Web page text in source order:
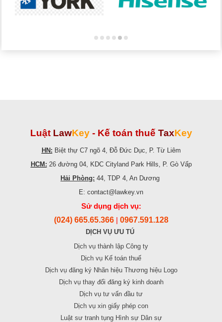
Luật LawKey - Kế toán thuế TaxKey
HN: Biệt thự C7 ngõ 4, Đỗ Đức Dục, P. Từ Liêm
HCM: 26 đường 04, KDC Cityland Park Hills, P. Gò Vấp
Hải Phòng: 44, TDP 4, An Dương
E: contact@lawkey.vn
Sử dụng dịch vụ:
(024) 665.65.366 0967.591.128
DỊCH VỤ ƯU TÚ
Dịch vụ thành lập Công ty
Dịch vụ Kế toán thuế
Dịch vụ đăng ký Nhãn hiệu Thương hiệu Logo
Dịch vụ thay đổi đăng ký kinh doanh
Dịch vụ tư vấn đầu tư
Dịch vụ xin giấy phép con
Luật sư tranh tụng Hình sự Dân sự